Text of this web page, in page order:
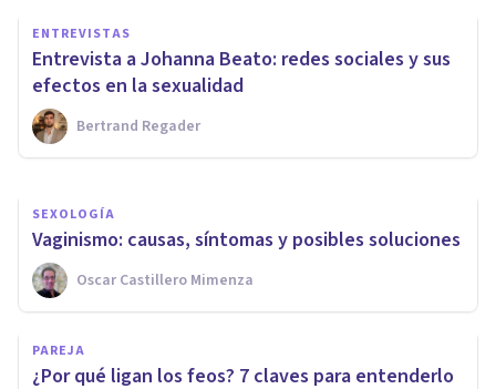
ENTREVISTAS
Entrevista a Johanna Beato: redes sociales y sus
efectos en la sexualidad
Bertrand Regader
El proceso terapéutico en
relación con la infidelidad
María Jesús Delgado
SEXOLOGÍA
​Vaginismo: causas, síntomas y posibles soluciones
Oscar Castillero Mimenza
PAREJA
¿Por qué ligan los feos? 7 claves para entenderlo